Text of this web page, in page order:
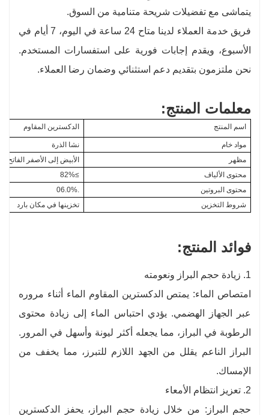
يتماشى مع تفضيلات شريحة متنامية من السوق.
فريق خدمة العملاء لدينا متاح 24 ساعة في اليوم، 7 أيام في
الأسبوع، ويقدم إجابات فورية على استفسارات المستخدم.
نحن ملتزمون بتقديم دعم استثنائي وضمان رضا العملاء.
معلمات المنتج:
اسم المنتج الدكسترين المقاوم
مواد خام
نشا الذرة
مظهر
الأبيض إلى الأصفر الفاتح
محتوى الألياف
≥82%
محتوى البروتين
.06.0%
شروط التخزين
تخزينها في مكان بارد
فوائد المنتج:
1. زيادة حجم البراز ونعومته
امتصاص الماء: يمتص الدكسترين المقاوم الماء أثناء مروره
عبر الجهاز الهضمي. يؤدي احتباس الماء إلى زيادة محتوى
الرطوبة في البراز، مما يجعله أكثر ليونة وأسهل في المرور.
البراز الناعم يقلل من الجهد اللازم للتبرز، مما يخفف من
الإمساك.
2. تعزيز انتظام الأمعاء
حجم البراز: من خلال زيادة حجم البراز، يحفز الدكسترين